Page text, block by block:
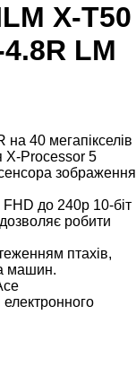
X-T50
LM
40 мегапікселів
X-Processor 5
сенсора зображення
до 240p 10-біт
робити
птахів,
машин.